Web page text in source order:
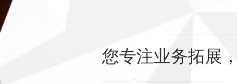
您专注业务拓展